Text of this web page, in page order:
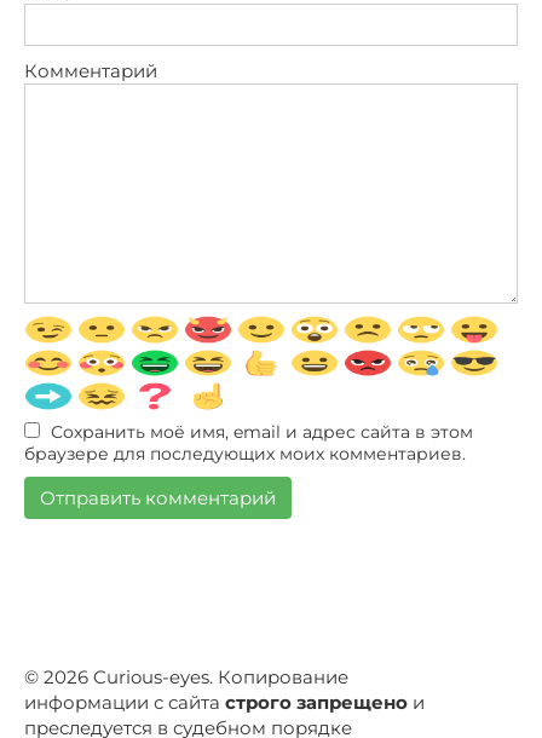
Комментарий
Сохранить моё имя, email и адрес сайта в этом
браузере для последующих моих комментариев.
© 2026 Curious-eyes. Копирование
информации с сайта строго запрещено и
преследуется в судебном порядке